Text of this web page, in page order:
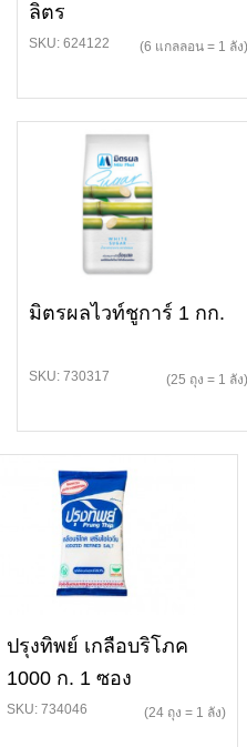
ลิตร
SKU: 624122 (6 แกลลอน = 1 ลัง)
มิตรผลไวท์ชูการ์ 1 กก.
SKU: 730317 (25 ถุง = 1 ลัง)
ปรุงทิพย์ เกลือบริโภค
1000 ก. 1 ซอง
SKU: 734046 (24 ถุง = 1 ลัง)